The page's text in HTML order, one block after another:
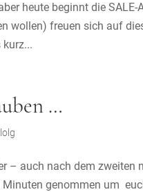
heute beginnt die SALE-
wollen) freuen sich auf
…
– auch nach dem zweiten
genommen um